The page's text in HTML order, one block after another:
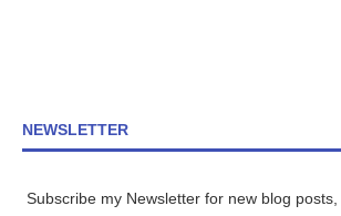
NEWSLETTER
Subscribe my Newsletter for new blog